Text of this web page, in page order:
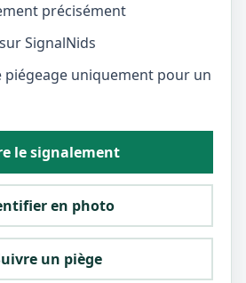
précisément
SignalNids
piégeage uniquement pour un
le signalement
en photo
un piège